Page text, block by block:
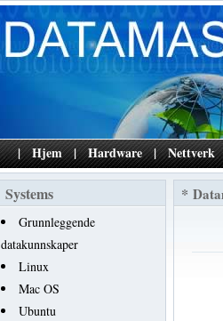
| Hjem | Hardware | Nettverk
Systems
Grunnleggende
datakunnskaper
Linux
Mac OS
Ubuntu
*